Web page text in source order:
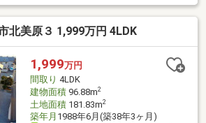
北美原３ 1,999万円 4LDK
1,999万円
間取り 4LDK
建物面積96.88m2
土地面積181.83m2
築年月 1988年6月(築38年3ヶ月)